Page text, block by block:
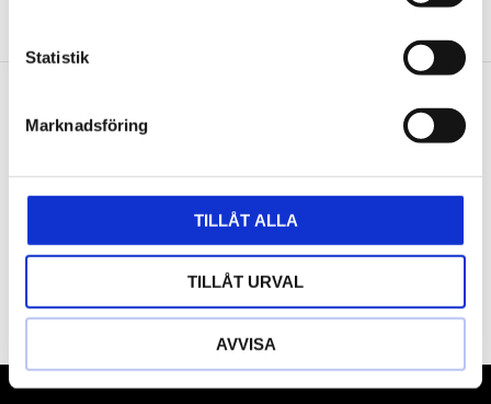
Statistik
Marknadsföring
TILLÅT ALLA
TILLÅT URVAL
AVVISA
PRENUMERERA